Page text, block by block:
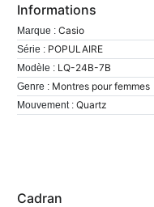
Informations
Marque : Casio
Série : POPULAIRE
Modèle : LQ-24B-7B
Genre : Montres pour femmes
Mouvement : Quartz
Cadran